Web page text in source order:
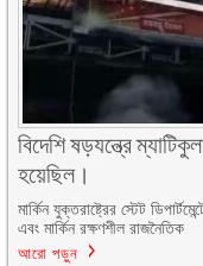
বিদেশি ষড়যন্ত্রে
হয়েছিল।
মার্কিন যুক্তরাষ্ট্রের স্টেট
এবং মার্কিন রক্ষণশীল রাজনৈতিক
আরো পড়ুন